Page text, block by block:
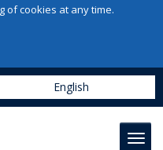
of cookies at any time.
English